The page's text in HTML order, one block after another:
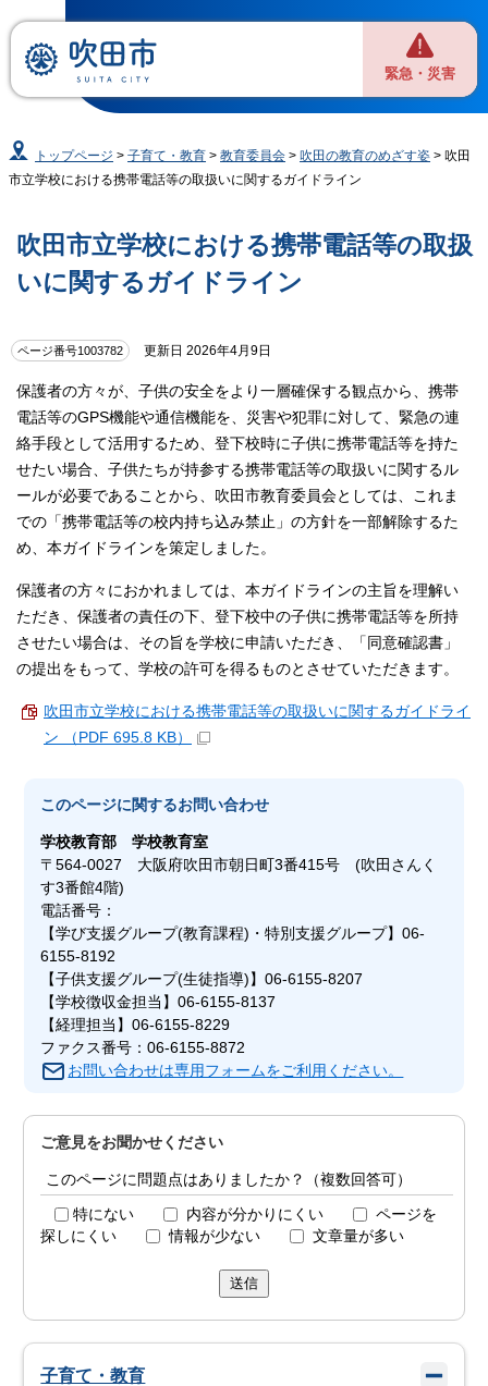
緊急・災害
トップページ >子育て・教育 >教育委員会 > 吹田の教育のめざす姿 > 吹田
市立学校における携帯電話等の取扱いに関するガイドライン
吹田市立学校における携帯電話等の取扱
いに関するガイドライン
ページ番号1003782 更新日 2026年4月9日
保護者の方々が、子供の安全をより一層確保する観点から、携帯
電話等のGPS機能や通信機能を、災害や犯罪に対して、緊急の連
絡手段として活用するため、登下校時に子供に携帯電話等を持た
せたい場合、子供たちが持参する携帯電話等の取扱いに関するル
ールが必要であることから、吹田市教育委員会としては、これま
での「携帯電話等の校内持ち込み禁止」の方針を一部解除するた
め、本ガイドラインを策定しました。
保護者の方々におかれましては、本ガイドラインの主旨を理解い
ただき、保護者の責任の下、登下校中の子供に携帯電話等を所持
させたい場合は、その旨を学校に申請いただき、「同意確認書」
の提出をもって、学校の許可を得るものとさせていただきます。
吹田市立学校における携帯電話等の取扱いに関するガイドライ
ン （PDF 695.8 KB）
このページに関するお問い合わせ
学校教育部学校教育室
〒564-0027 大阪府吹田市朝日町3番415号 (吹田さんく
す3番館4階)
電話番号：
【学び支援グループ(教育課程)・特別支援グループ】06-
6155-8192
【子供支援グループ(生徒指導)】06-6155-8207
【学校徴収金担当】06-6155-8137
【経理担当】06-6155-8229
ファクス番号：06-6155-8872
お問い合わせは専用フォームをご利用ください。
ご意見をお聞かせください
このページに問題点はありましたか？（複数回答可）
特にない 内容が分かりにくい
ページを
探しにくい
情報が少ない 文章量が多い
送信
子育て・教育